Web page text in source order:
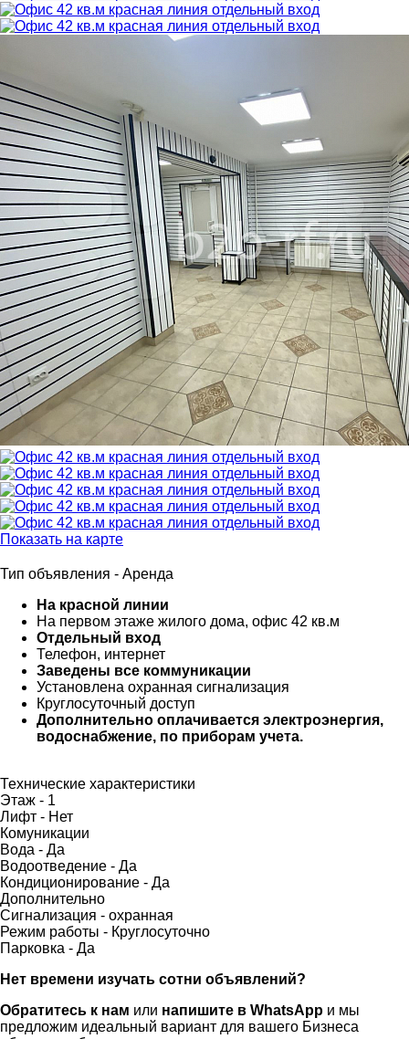
Показать на карте
Тип объявления - Аренда
На красной линии
На первом этаже жилого дома, офис 42 кв.м
Отдельный вход
Телефон, интернет
Заведены все коммуникации
Установлена охранная сигнализация
Круглосуточный доступ
Дополнительно оплачивается электроэнергия,
водоснабжение, по приборам учета.
Технические характеристики
Этаж - 1
Лифт - Нет
Комуникации
Вода - Да
Водоотведение - Да
Кондиционирование - Да
Дополнительно
Сигнализация - охранная
Режим работы - Круглосуточно
Парковка - Да
Нет времени изучать сотни объявлений?
Обратитесь к нам или напишите в WhatsApp и мы
предложим идеальный вариант для вашего Бизнеса